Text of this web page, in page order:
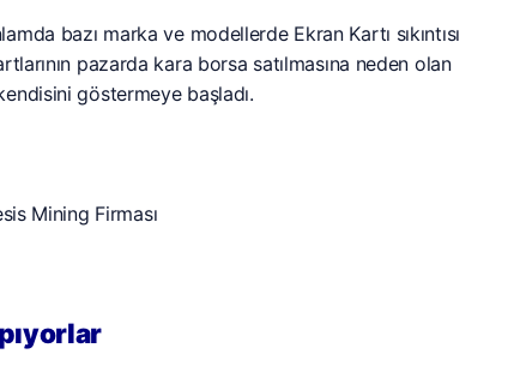
bazı marka ve modellerde Ekran Kartı sıkıntısı
pazarda kara borsa satılmasına neden olan
göstermeye başladı.